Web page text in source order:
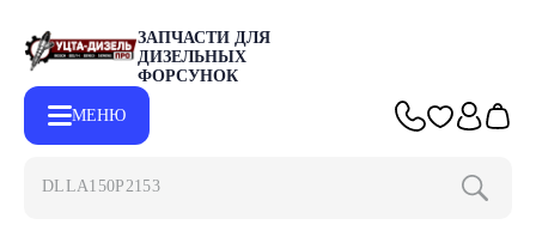
ЗАПЧАСТИ ДЛЯ
ДИЗЕЛЬНЫХ
ФОРСУНОК
МЕНЮ
DLLA150P2153